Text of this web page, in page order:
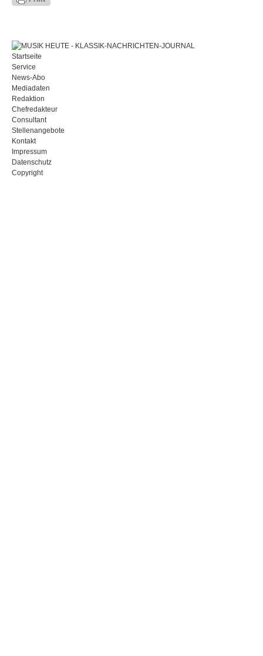
Startseite
Service
News-Abo
Mediadaten
Redaktion
Chefredakteur
Consultant
Stellenangebote
Kontakt
Impressum
Datenschutz
Copyright